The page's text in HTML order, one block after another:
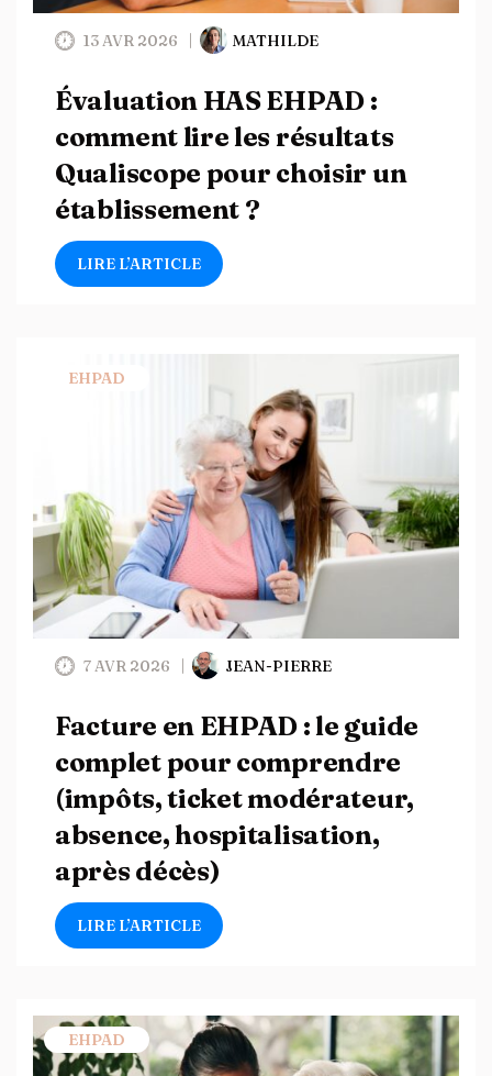
13 AVR 2026 MATHILDE
Évaluation HAS EHPAD :
comment lire les résultats
Qualiscope pour choisir un
établissement ?
LIRE L’ARTICLE
EHPAD
7 AVR 2026 JEAN-PIERRE
Facture en EHPAD : le guide
complet pour comprendre
(impôts, ticket modérateur,
absence, hospitalisation,
après décès)
LIRE L’ARTICLE
EHPAD